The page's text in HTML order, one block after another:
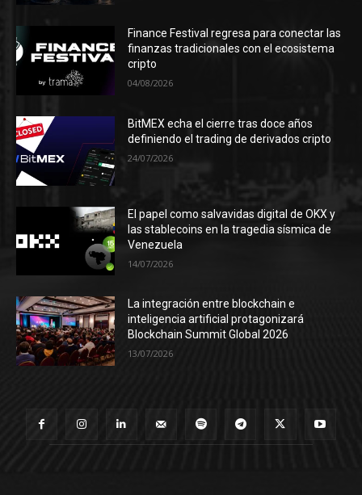
Finance Festival regresa para conectar las
finanzas tradicionales con el ecosistema
cripto
04/08/2026
BitMEX echa el cierre tras doce años
definiendo el trading de derivados cripto
24/07/2026
El papel como salvavidas digital de OKX y
las stablecoins en la tragedia sísmica de
Venezuela
14/07/2026
La integración entre blockchain e
inteligencia artificial protagonizará
Blockchain Summit Global 2026
13/07/2026